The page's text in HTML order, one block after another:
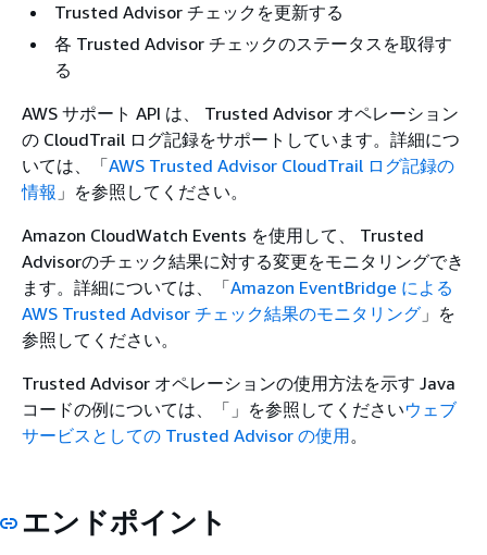
Trusted Advisor チェックを更新する
各 Trusted Advisor チェックのステータスを取得す
る
AWS サポート API は、 Trusted Advisor オペレーション
の CloudTrail ログ記録をサポートしています。詳細につ
いては、「AWS Trusted Advisor CloudTrail ログ記録の
情報 」を参照してください。
Amazon CloudWatch Events を使用して、 Trusted
Advisorのチェック結果に対する変更をモニタリングでき
ます。詳細については、「Amazon EventBridge による
AWS Trusted Advisor チェック結果のモニタリング 」を
参照してください。
Trusted Advisor オペレーションの使用方法を示す Java
コードの例については、「」を参照してくださいウェブ
サービスとしての Trusted Advisor の使用。
エンドポイント